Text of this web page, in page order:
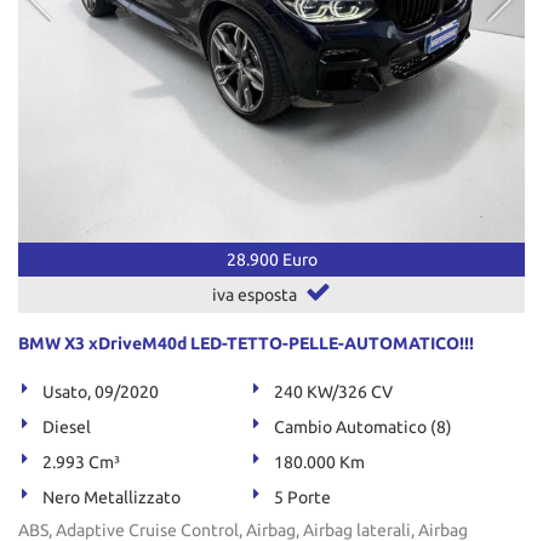
28.900 Euro
iva esposta
BMW X3 xDriveM40d LED-TETTO-PELLE-AUTOMATICO!!!
Usato, 09/2020
240 KW/326 CV
Diesel
Cambio Automatico (8)
2.993 Cm³
180.000 Km
Nero Metallizzato
5 Porte
ABS, Adaptive Cruise Control, Airbag, Airbag laterali, Airbag